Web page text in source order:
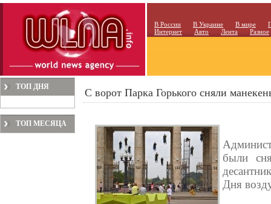
В России В Украине В мире
Интернет
Авто Лента Разное
ТОП ДНЯ
ТОП МЕСЯЦА
С ворот Парка Горького сняли
были
Дня